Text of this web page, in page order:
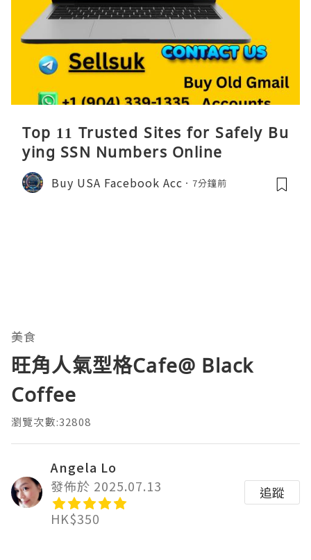
Top 11 Trusted Sites for Safely Bu
ying SSN Numbers Online
Buy USA Facebook Acc 7分鐘前
美食
旺角人氣型格Cafe@ Black
Coffee
瀏覽次數:32808
Angela Lo
發佈於 2025.07.13
HK$350
追蹤